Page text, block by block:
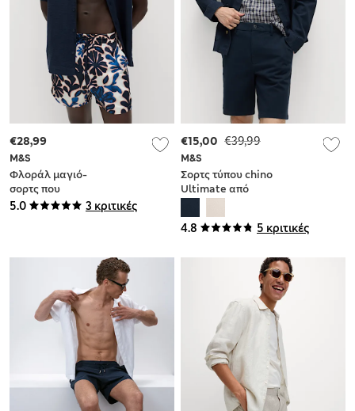
5.0 3 κριτικές
M&S
Φλοράλ μαγιό-
σορτς που
στεγνώνει γρήγορα
€28,99
4.8 5 κριτικές
M&S
Σορτς τύπου chino
Ultimate από
€39,99
€15,00